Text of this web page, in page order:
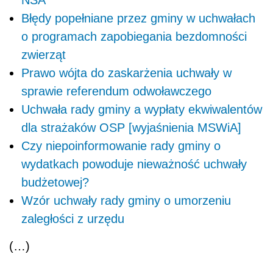
Błędy popełniane przez gminy w uchwałach
o programach zapobiegania bezdomności
zwierząt
Prawo wójta do zaskarżenia uchwały w
sprawie referendum odwoławczego
Uchwała rady gminy a wypłaty ekwiwalentów
dla strażaków OSP [wyjaśnienia MSWiA]
Czy niepoinformowanie rady gminy o
wydatkach powoduje nieważność uchwały
budżetowej?
Wzór uchwały rady gminy o umorzeniu
zaległości z urzędu
(…)